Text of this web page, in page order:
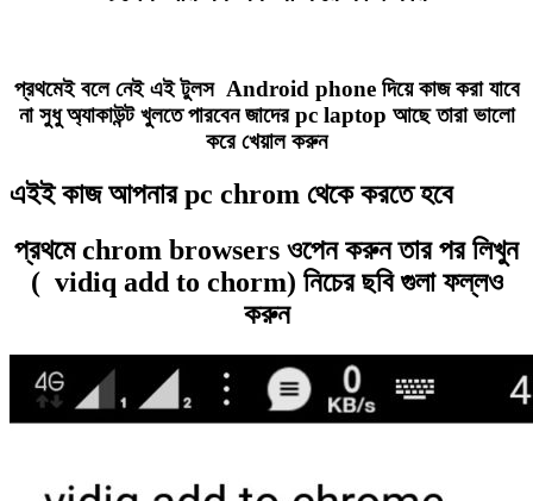
প্রথমেই বলে নেই এই টুলস Android phone দিয়ে কাজ করা যাবে
না সুধু অ্যাকাউন্ট খুলতে পারবেন জাদের pc laptop আছে তারা ভালো
করে খেয়াল করুন
এইই কাজ আপনার pc chrom থেকে করতে হবে
প্রথমে chrom browsers ওপেন করুন তার পর লিখুন
( vidiq add to chorm) নিচের ছবি গুলা ফল্লও
করুন